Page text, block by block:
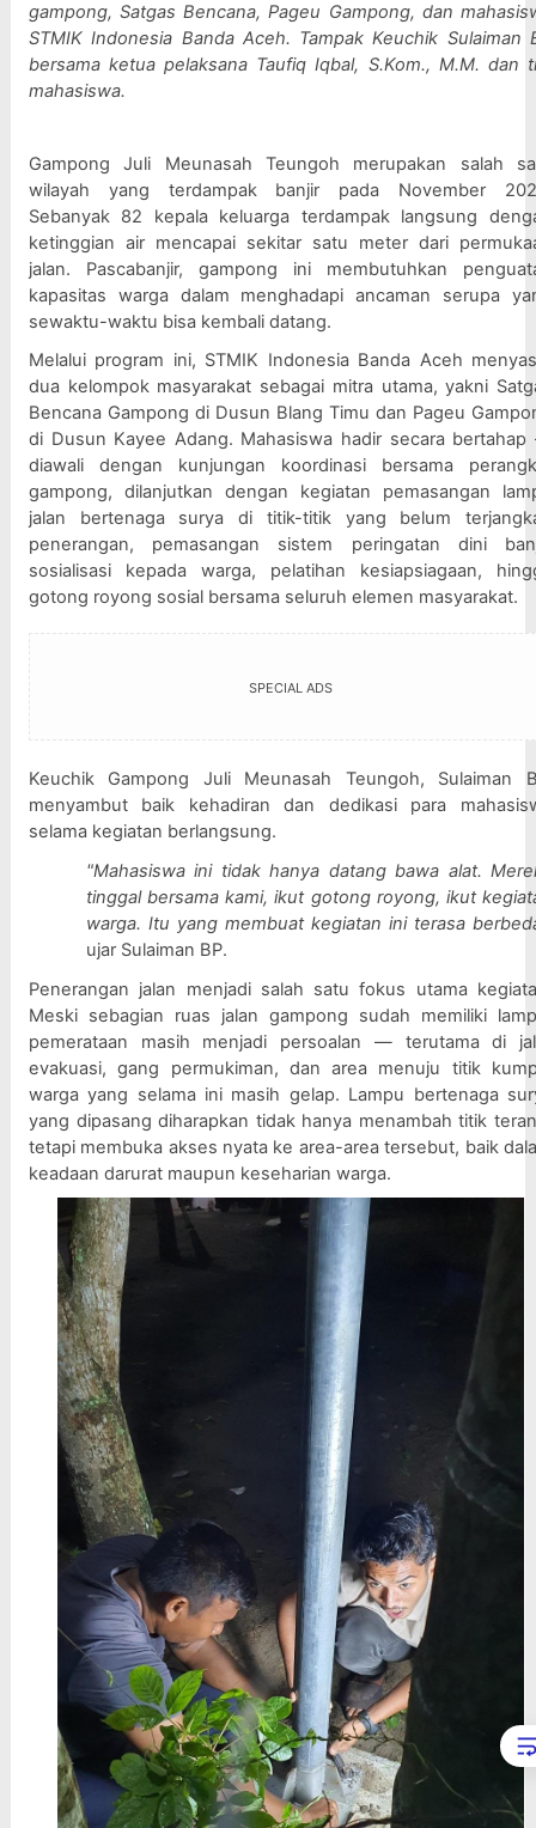
gampong, Satgas Bencana, Pageu Gampong, dan
STMIK Indonesia Banda Aceh. Tampak Keuchik Sulaiman
bersama ketua pelaksana Taufiq Iqbal, S.Kom., M.M. dan
mahasiswa.
Gampong Juli Meunasah Teungoh merupakan salah
wilayah yang terdampak banjir pada November
Sebanyak 82 kepala keluarga terdampak langsung
ketinggian air mencapai sekitar satu meter dari
jalan. Pascabanjir, gampong ini membutuhkan
kapasitas warga dalam menghadapi ancaman serupa
sewaktu-waktu bisa kembali datang.
Melalui program ini, STMIK Indonesia Banda Aceh
dua kelompok masyarakat sebagai mitra utama, yakni
Bencana Gampong di Dusun Blang Timu dan Pageu
di Dusun Kayee Adang. Mahasiswa hadir secara
diawali dengan kunjungan koordinasi bersama
gampong, dilanjutkan dengan kegiatan pemasangan
jalan bertenaga surya di titik-titik yang belum
penerangan, pemasangan sistem peringatan dini
sosialisasi kepada warga, pelatihan kesiapsiagaan,
gotong royong sosial bersama seluruh elemen masyarakat.
SPECIAL ADS
Keuchik Gampong Juli Meunasah Teungoh, Sulaiman
menyambut baik kehadiran dan dedikasi para
selama kegiatan berlangsung.
"Mahasiswa ini tidak hanya datang bawa alat.
tinggal bersama kami, ikut gotong royong, ikut
warga. Itu yang membuat kegiatan ini terasa
ujar Sulaiman BP.
Penerangan jalan menjadi salah satu fokus utama
Meski sebagian ruas jalan gampong sudah memiliki
pemerataan masih menjadi persoalan — terutama di
evakuasi, gang permukiman, dan area menuju titik
warga yang selama ini masih gelap. Lampu bertenaga
yang dipasang diharapkan tidak hanya menambah titik
tetapi membuka akses nyata ke area-area tersebut, baik
keadaan darurat maupun keseharian warga.